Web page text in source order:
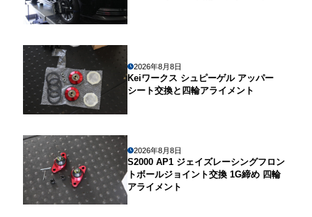
2026年8月8日
Keiワークス シュピーゲル アッパー
シート交換と四輪アライメント
2026年8月8日
S2000 AP1 ジェイズレーシングフロン
トボールジョイント交換 1G締め 四輪
アライメント